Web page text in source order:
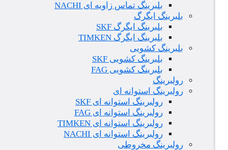
بلبرینگ تماس زاویه ای NACHI
بلبرینگ ایگرگ
بلبرینگ ایگرگ SKF
بلبرینگ ایگرگ TIMKEN
بلبرینگ کشویی
بلبرینگ کشویی SKF
بلبرینگ کشویی FAG
رولبرینگ
رولبرینگ استوانه ای
رولبرینگ استوانه ای SKF
رولبرینگ استوانه ای FAG
رولبرینگ استوانه ای TIMKEN
رولبرینگ استوانه ای NACHI
رولبرینگ مخروطی